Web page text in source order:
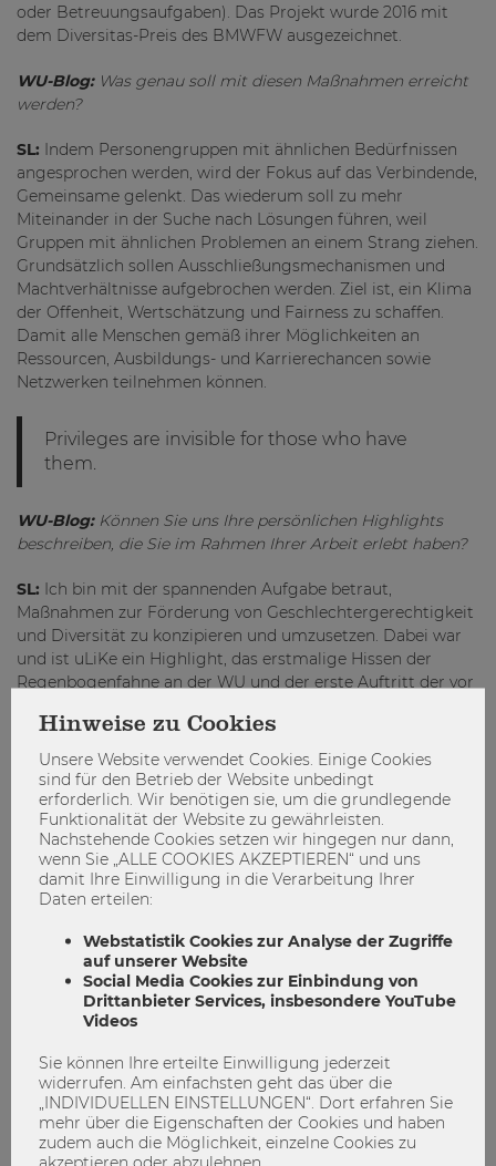
oder Betreuungsaufgaben). Das Projekt wurde 2016 mit
dem Diversitas-Preis des BMWFW ausgezeichnet.
WU-Blog: Was genau soll mit diesen Maßnahmen erreicht
werden?
SL: Indem Personengruppen mit ähnlichen Bedürfnissen
angesprochen werden, wird der Fokus auf das Verbindende,
Gemeinsame gelenkt. Das wiederum soll zu mehr
Miteinander in der Suche nach Lösungen führen, weil
Gruppen mit ähnlichen Problemen an einem Strang ziehen.
Grundsätzlich sollen Ausschließungsmechanismen und
Machtverhältnisse aufgebrochen werden. Ziel ist, ein Klima
der Offenheit, Wertschätzung und Fairness zu schaffen.
Damit alle Menschen gemäß ihrer Möglichkeiten an
Ressourcen, Ausbildungs- und Karrierechancen sowie
Netzwerken teilnehmen können.
Privileges are invisible for those who have
them.
WU-Blog: Können Sie uns Ihre persönlichen Highlights
beschreiben, die Sie im Rahmen Ihrer Arbeit erlebt haben?
SL: Ich bin mit der spannenden Aufgabe betraut,
Maßnahmen zur Förderung von Geschlechtergerechtigkeit
und Diversität zu konzipieren und umzusetzen. Dabei war
und ist uLiKe ein Highlight, das erstmalige Hissen der
Regenbogenfahne an der WU und der erste Auftritt der vor
Regenbogenparade 2017 waren weitere Höhepunkte.
Inspirierend fand ich auch interne Veranstaltungen, die
Diskussions- und Reflexionsräume sowie gemeinsame Aha-
Erlebnisse eröffneten. Das passierte auch in einem von der
Rektorin geleiteten Workshop, als sie ein Video zeigte, in
dem auf sehr anschauliche Weise vermittelt wird:
Privileges are invisible for those who have them“. Sehr
gefreut haben mich auch die positiven Reaktionen auf
andere Pionierinnen undLook beyond the stereotypes
Hinweise zu Cookies
Unsere Website verwendet Cookies. Einige Cookies
sind für den Betrieb der Website unbedingt
erforderlich. Wir benötigen sie, um die grundlegende
Funktionalität der Website zu gewährleisten.
Nachstehende Cookies setzen wir hingegen nur dann,
wenn Sie „ALLE COOKIES AKZEPTIEREN“ und uns
damit Ihre Einwilligung in die Verarbeitung Ihrer
Daten erteilen:
Webstatistik Cookies zur Analyse der Zugriffe
auf unserer Website
Social Media Cookies zur Einbindung von
Drittanbieter Services, insbesondere YouTube
Videos
Sie können Ihre erteilte Einwilligung jederzeit
widerrufen. Am einfachsten geht das über die
„INDIVIDUELLEN EINSTELLUNGEN“. Dort erfahren Sie
mehr über die Eigenschaften der Cookies und haben
zudem auch die Möglichkeit, einzelne Cookies zu